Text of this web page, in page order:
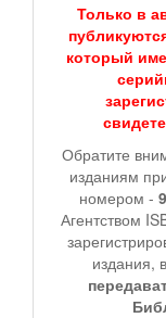
Только в
который
Обратите
изданиям
номером -
Агентством
издания,